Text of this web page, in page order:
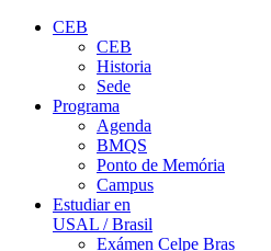
CEB
CEB
Historia
Sede
Programa
Agenda
BMQS
Ponto de Memória
Campus
Estudiar en
USAL / Brasil
Exámen Celpe Bras